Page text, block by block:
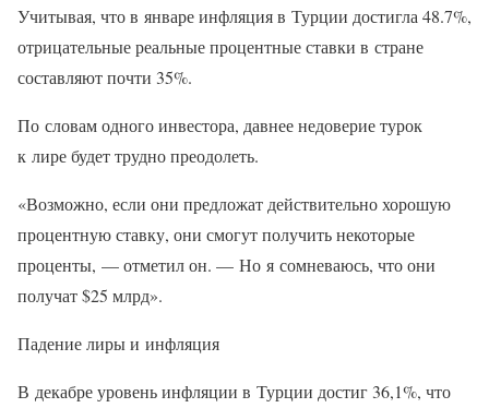
Учитывая, что в январе инфляция в Турции достигла 48.7%,
отрицательные реальные процентные ставки в стране
составляют почти 35%.
По словам одного инвестора, давнее недоверие турок
к лире будет трудно преодолеть.
«Возможно, если они предложат действительно хорошую
процентную ставку, они смогут получить некоторые
проценты, — отметил он. — Но я сомневаюсь, что они
получат $25 млрд».
Падение лиры и инфляция
В декабре уровень инфляции в Турции достиг 36,1%, что